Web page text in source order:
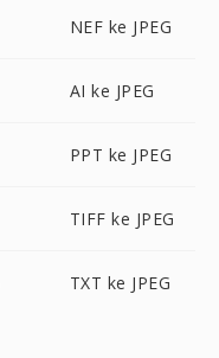
NEF ke JPEG
AI ke JPEG
PPT ke JPEG
TIFF ke JPEG
TXT ke JPEG